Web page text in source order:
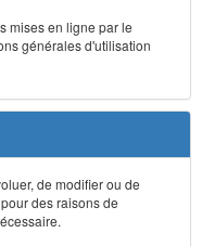
mises en ligne par le
générales d'utilisation
de modifier ou de
des raisons de